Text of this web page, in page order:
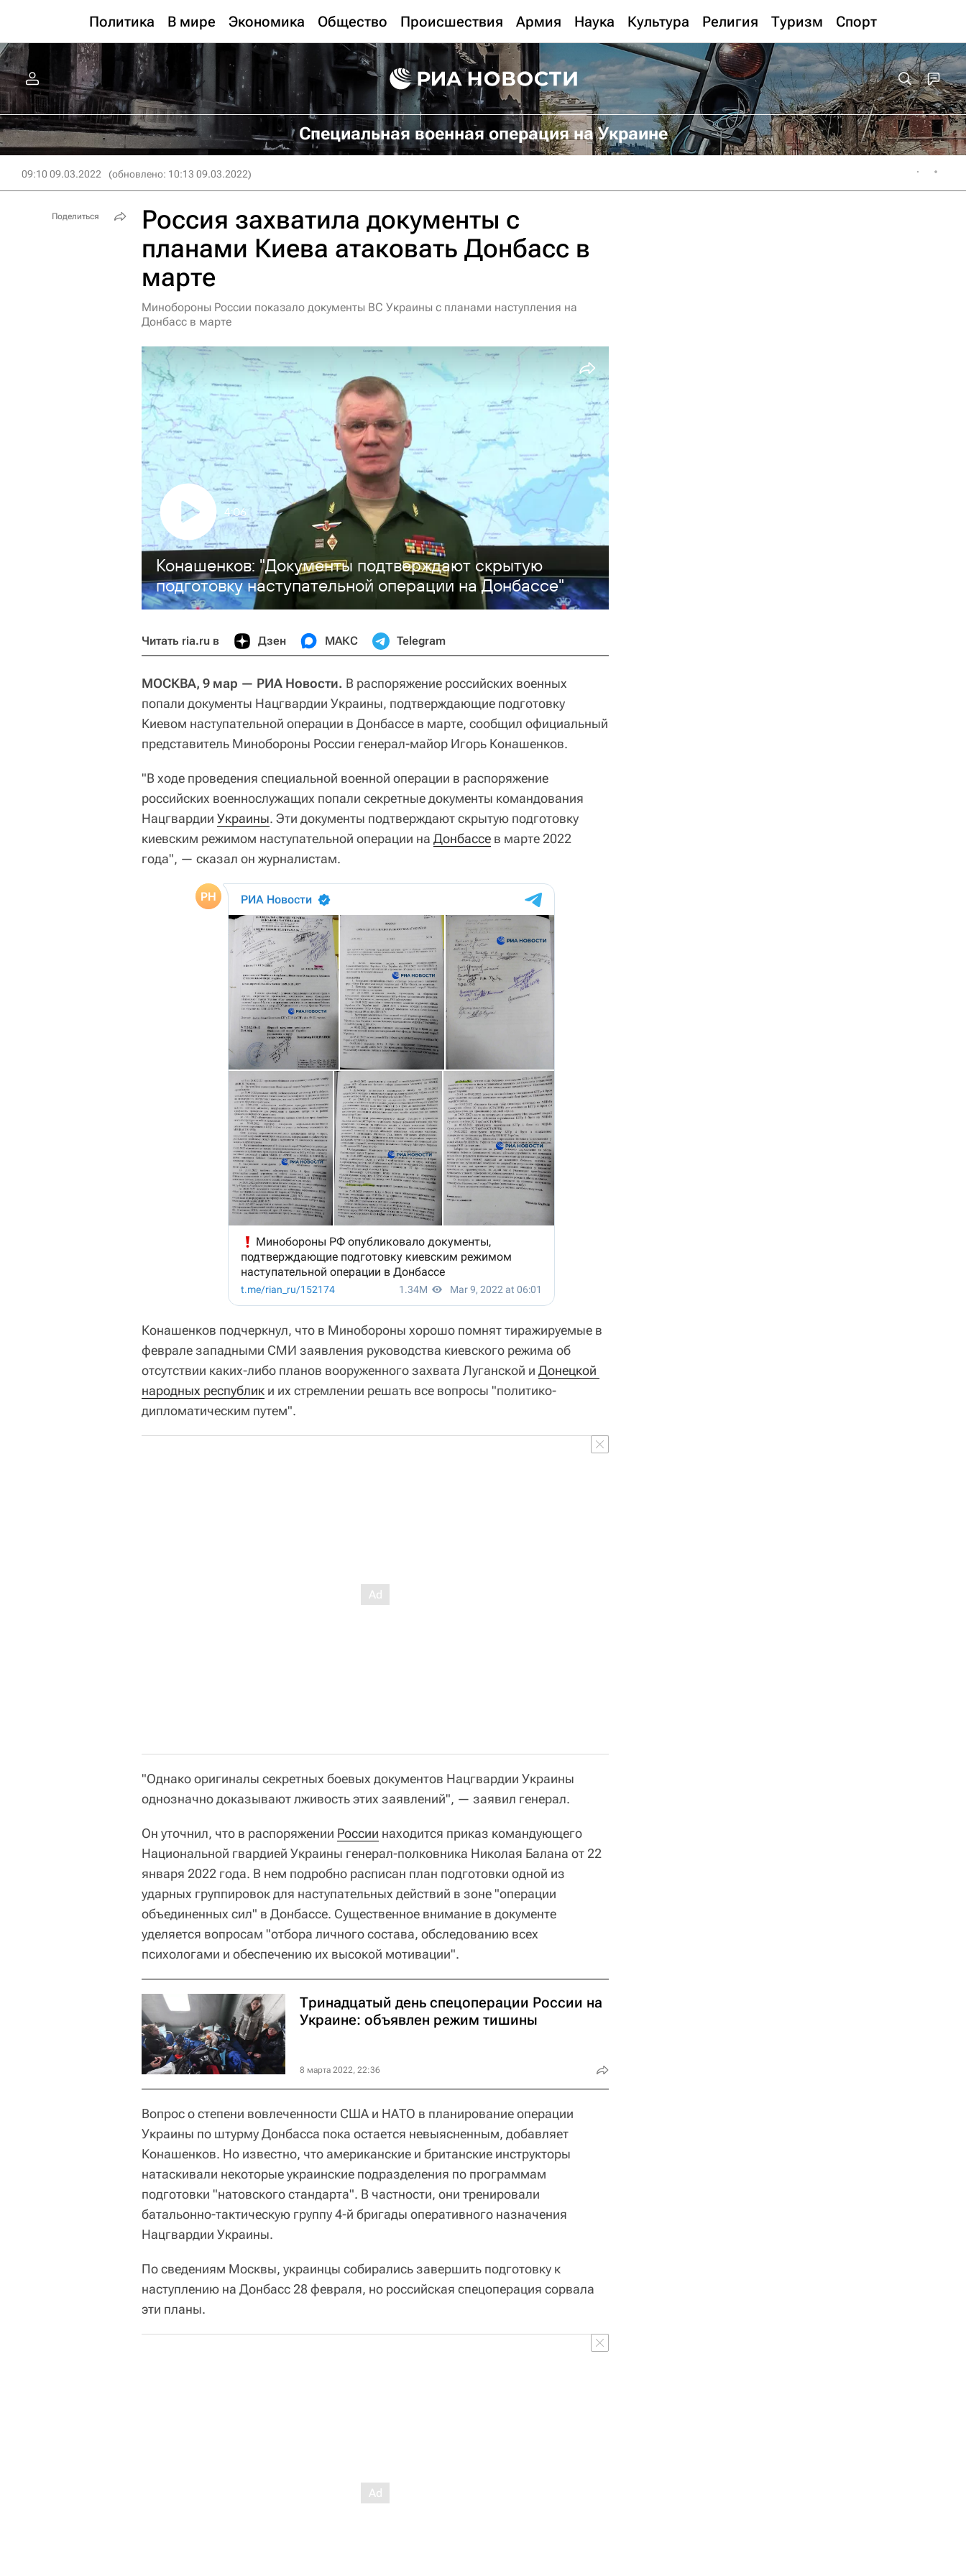
Политика В мире Экономика Общество Происшествия Армия Наука Культура Религия Туризм Спорт
Специальная военная операция на Украине
09:10 09.03.2022 (обновлено: 10:13 09.03.2022)
Россия захватила документы с
планами Киева атаковать Донбасс в
марте
Минобороны России показало документы ВС Украины с планами наступления на
Донбасс в марте
Конашенков: "Документы подтверждают скрытую
подготовку наступательной операции на Донбассе"
4:06
Читать ria.ru в Дзен МАКС Telegram
МОСКВА, 9 мар — РИА Новости. В распоряжение российских военных
попали документы Нацгвардии Украины, подтверждающие подготовку
Киевом наступательной операции в Донбассе в марте, сообщил официальный
представитель Минобороны России генерал-майор Игорь Конашенков.
"В ходе проведения специальной военной операции в распоряжение
российских военнослужащих попали секретные документы командования
Нацгвардии Украины. Эти документы подтверждают скрытую подготовку
киевским режимом наступательной операции на Донбассе в марте 2022
года", — сказал он журналистам.
Конашенков подчеркнул, что в Минобороны хорошо помнят тиражируемые в
феврале западными СМИ заявления руководства киевского режима об
отсутствии каких-либо планов вооруженного захвата Луганской и Донецкой
народных республик и их стремлении решать все вопросы "политико-
дипломатическим путем".
"Однако оригиналы секретных боевых документов Нацгвардии Украины
однозначно доказывают лживость этих заявлений", — заявил генерал.
Он уточнил, что в распоряжении России находится приказ командующего
Национальной гвардией Украины генерал-полковника Николая Балана от 22
января 2022 года. В нем подробно расписан план подготовки одной из
ударных группировок для наступательных действий в зоне "операции
объединенных сил" в Донбассе. Существенное внимание в документе
уделяется вопросам "отбора личного состава, обследованию всех
психологами и обеспечению их высокой мотивации".
Тринадцатый день спецоперации России на
Украине: объявлен режим тишины
8 марта 2022, 22:36
Вопрос о степени вовлеченности США и НАТО в планирование операции
Украины по штурму Донбасса пока остается невыясненным, добавляет
Конашенков. Но известно, что американские и британские инструкторы
натаскивали некоторые украинские подразделения по программам
подготовки "натовского стандарта". В частности, они тренировали
батальонно-тактическую группу 4-й бригады оперативного назначения
Нацгвардии Украины.
По сведениям Москвы, украинцы собирались завершить подготовку к
наступлению на Донбасс 28 февраля, но российская спецоперация сорвала
эти планы.
Поделиться